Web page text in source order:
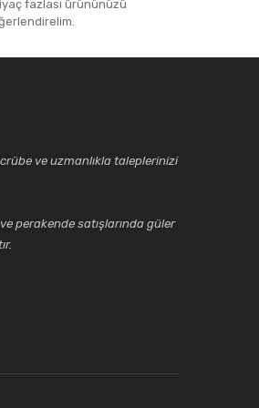
fazlası ürününüzü
ve uzmanlıkla taleplerinizi
perakende satışlarında güler